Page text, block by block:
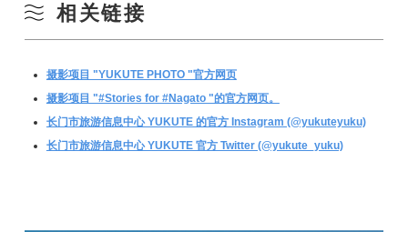
相关链接
摄影项目 "YUKUTE PHOTO "官方网页
摄影项目 "#Stories for #Nagato "的官方网页。
长门市旅游信息中心 YUKUTE 的官方 Instagram (@yukuteyuku)
长门市旅游信息中心 YUKUTE 官方 Twitter (@yukute_yuku)